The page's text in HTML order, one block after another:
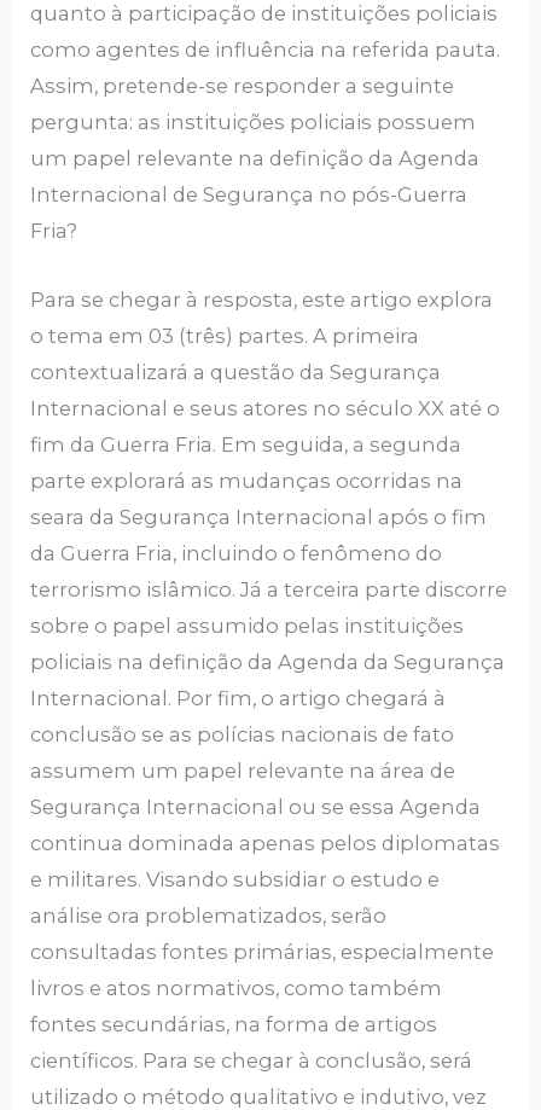
quanto à participação de instituições policiais
como agentes de influência na referida pauta.
Assim, pretende-se responder a seguinte
pergunta: as instituições policiais possuem
um papel relevante na definição da Agenda
Internacional de Segurança no pós-Guerra
Fria?
Para se chegar à resposta, este artigo explora
o tema em 03 (três) partes. A primeira
contextualizará a questão da Segurança
Internacional e seus atores no século XX até o
fim da Guerra Fria. Em seguida, a segunda
parte explorará as mudanças ocorridas na
seara da Segurança Internacional após o fim
da Guerra Fria, incluindo o fenômeno do
terrorismo islâmico. Já a terceira parte discorre
sobre o papel assumido pelas instituições
policiais na definição da Agenda da Segurança
Internacional. Por fim, o artigo chegará à
conclusão se as polícias nacionais de fato
assumem um papel relevante na área de
Segurança Internacional ou se essa Agenda
continua dominada apenas pelos diplomatas
e militares. Visando subsidiar o estudo e
análise ora problematizados, serão
consultadas fontes primárias, especialmente
livros e atos normativos, como também
fontes secundárias, na forma de artigos
científicos. Para se chegar à conclusão, será
utilizado o método qualitativo e indutivo, vez